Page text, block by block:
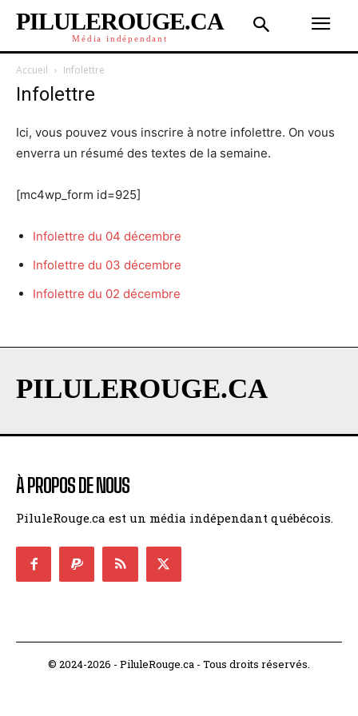
PILULEROUGE.CA
Média indépendant
Accueil Infolettre
Infolettre
Ici, vous pouvez vous inscrire à notre infolettre. On vous
enverra un résumé des textes de la semaine.
[mc4wp_form id=925]
Infolettre du 04 décembre
Infolettre du 03 décembre
Infolettre du 02 décembre
PILULEROUGE.CA
À PROPOS DE NOUS
PiluleRouge.ca est un média indépendant québécois.
© 2024-2026 - PiluleRouge.ca - Tous droits réservés.